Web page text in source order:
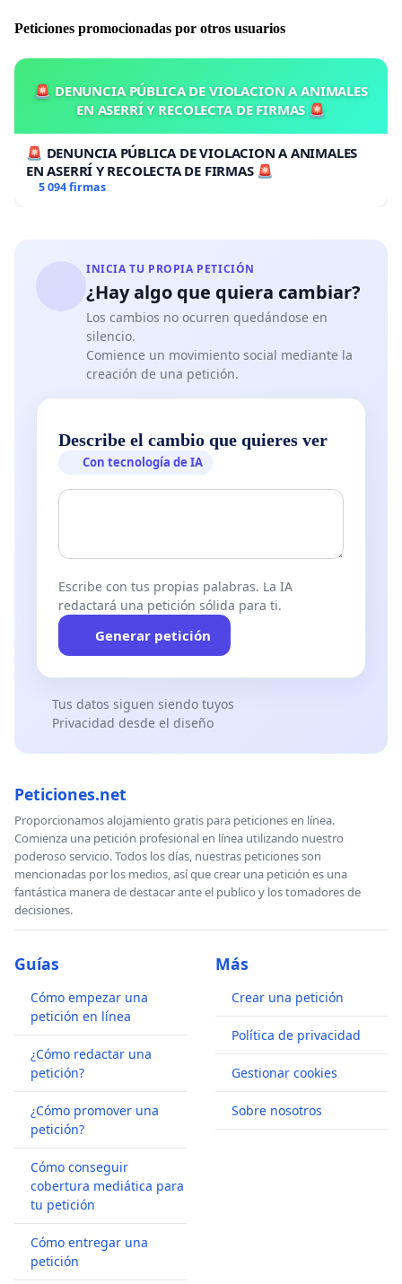
Peticiones promocionadas por otros usuarios
🚨 DENUNCIA PÚBLICA DE VIOLACION A ANIMALES
EN ASERRÍ Y RECOLECTA DE FIRMAS 🚨
🚨 DENUNCIA PÚBLICA DE VIOLACION A ANIMALES
EN ASERRÍ Y RECOLECTA DE FIRMAS 🚨
5 094 firmas
INICIA TU PROPIA PETICIÓN
¿Hay algo que quiera cambiar?
Los cambios no ocurren quedándose en
silencio.
Comience un movimiento social mediante la
creación de una petición.
Describe el cambio que quieres ver
Con tecnología de IA
Escribe con tus propias palabras. La IA
redactará una petición sólida para ti.
Generar petición
Tus datos siguen siendo tuyos
Privacidad desde el diseño
Peticiones.net
Proporcionamos alojamiento gratis para peticiones en línea.
Comienza una petición profesional en línea utilizando nuestro
poderoso servicio. Todos los días, nuestras peticiones son
mencionadas por los medios, así que crear una petición es una
fantástica manera de destacar ante el publico y los tomadores de
decisiones.
Guías
Cómo empezar una
petición en línea
¿Cómo redactar una
petición?
¿Cómo promover una
petición?
Cómo conseguir
cobertura mediática para
tu petición
Cómo entregar una
petición
Más
Crear una petición
Política de privacidad
Gestionar cookies
Sobre nosotros